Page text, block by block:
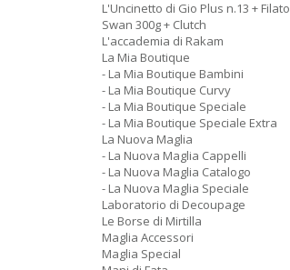
L'Uncinetto di Gio Plus n.13 + Filato
Swan 300g + Clutch
L'accademia di Rakam
La Mia Boutique
- La Mia Boutique Bambini
- La Mia Boutique Curvy
- La Mia Boutique Speciale
- La Mia Boutique Speciale Extra
La Nuova Maglia
- La Nuova Maglia Cappelli
- La Nuova Maglia Catalogo
- La Nuova Maglia Speciale
Laboratorio di Decoupage
Le Borse di Mirtilla
Maglia Accessori
Maglia Special